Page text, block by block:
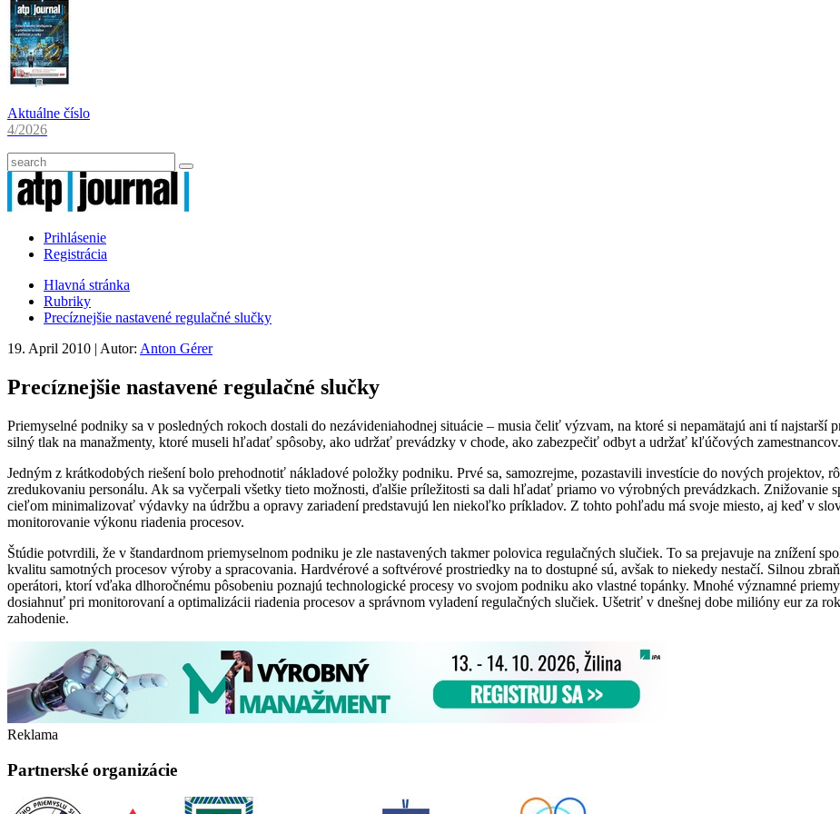
Aktuálne číslo
4/2026
Prihlásenie
Registrácia
Hlavná stránka
Rubriky
Precíznejšie nastavené regulačné slučky
19. April 2010 | Autor: Anton Gérer
Precíznejšie nastavené regulačné slučky
Priemyselné podniky sa v posledných rokoch dostali do nezávideniahodnej situácie – musia čeliť výzvam, na ktoré si nepamätajú ani tí
silný tlak na manažmenty, ktoré museli hľadať spôsoby, ako udržať prevádzky v chode, ako zabezpečiť odbyt a udržať kľúčových zamestnancov.
Jedným z krátkodobých riešení bolo prehodnotiť nákladové položky podniku. Prvé sa, samozrejme, pozastavili investície do nových projektov,
zredukovaniu personálu. Ak sa vyčerpali všetky tieto možnosti, ďalšie príležitosti sa dali hľadať priamo vo výrobných prevádzkach. Znižovanie
cieľom minimalizovať výdavky na údržbu a opravy zariadení predstavujú len niekoľko príkladov. Z tohto pohľadu má svoje miesto, aj keď v
monitorovanie výkonu riadenia procesov.
Štúdie potvrdili, že v štandardnom priemyselnom podniku je zle nastavených takmer polovica regulačných slučiek. To sa prejavuje na znížení
kvalitu samotných procesov výroby a spracovania. Hardvérové a softvérové prostriedky na to dostupné sú, avšak to niekedy nestačí. Silnou
operátori, ktorí vďaka dlhoročnému pôsobeniu poznajú technologické procesy vo svojom podniku ako vlastné topánky. Mnohé významné
dosiahnuť pri monitorovaní a optimalizácii riadenia procesov a správnom vyladení regulačných slučiek. Ušetriť v dnešnej dobe milióny eur za
zahodenie.
Reklama
Partnerské organizácie